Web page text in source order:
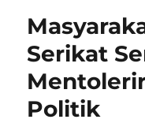
Serikat
Politik